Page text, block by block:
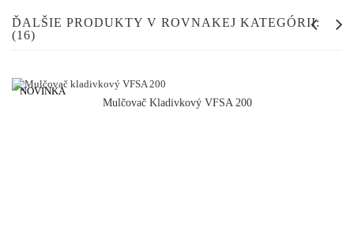
ĎALŠIE PRODUKTY V ROVNAKEJ KATEGÓRII:
(16)
Mulčovač Kladivkový VFSA 200
NOVINKA